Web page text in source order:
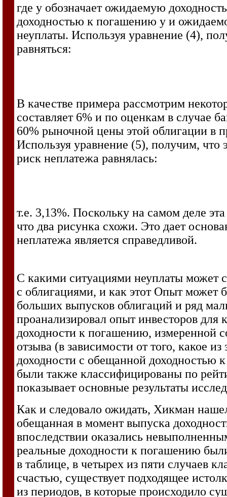
где y обозначает ожидаемую
доходностью к погашению y и
неуплаты. Используя уравнение (4),
равняться:
В качестве примера рассмотрим
составляет 6% и по оценкам в случае
60% рыночной цены этой облигации в
Используя уравнение (5), получим,
риск неплатежа равнялась:
т.е. 3,13%. Поскольку на самом деле
что два рисунка схожи. Это дает
неплатежа является справедливой.
С какими ситуациями неуплаты может
с облигациями, и как этот Опыт может
больших выпусков облигаций и ряд
проанализировал опыт инвесторов
доходности к погашению, измеренной
отзыва (в зависимости от того, какое
доходности с обещанной доходностью
были также классифицированы по
показывает основные результаты
Как и следовало ожидать, Хикман
обещанная в момент выпуска
впоследствии оказались
реальные доходности к погашению
в таблице, в четырех из пяти случаев
счастью, существует подходящее
из периодов, в которые происходило